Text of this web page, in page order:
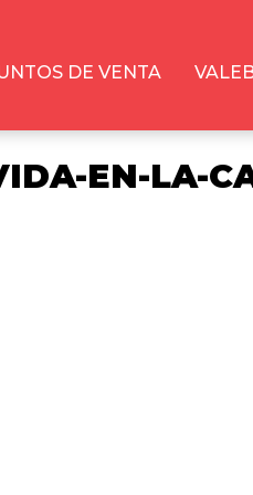
DE VENTA
EN-LA-